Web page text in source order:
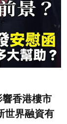
香港樓市
世界融資有